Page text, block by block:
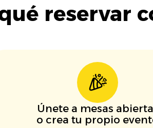
reservar
Únete a mesas
o crea tu propio